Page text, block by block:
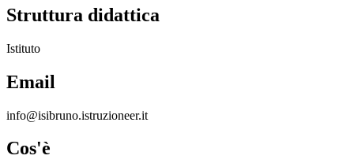
Struttura didattica
Istituto
Email
info@isibruno.istruzioneer.it
Cos'è